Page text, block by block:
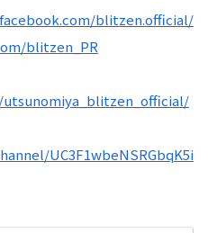
blitzen.official/
blitzen_PR
UC3F1wbeNSRGbqK5i